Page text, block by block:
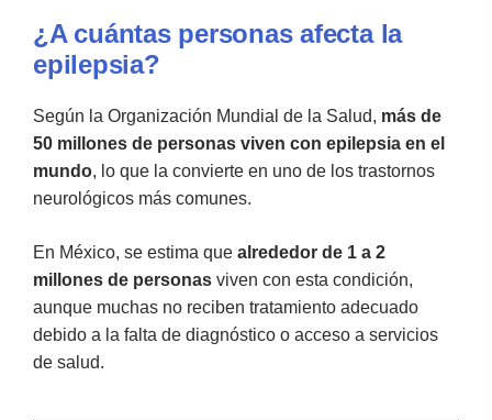
¿A cuántas personas afecta la
epilepsia?
Según la Organización Mundial de la Salud, más de
50 millones de personas viven con epilepsia en el
mundo, lo que la convierte en uno de los trastornos
neurológicos más comunes.
En México, se estima que alrededor de 1 a 2
millones de personas viven con esta condición,
aunque muchas no reciben tratamiento adecuado
debido a la falta de diagnóstico o acceso a servicios
de salud.